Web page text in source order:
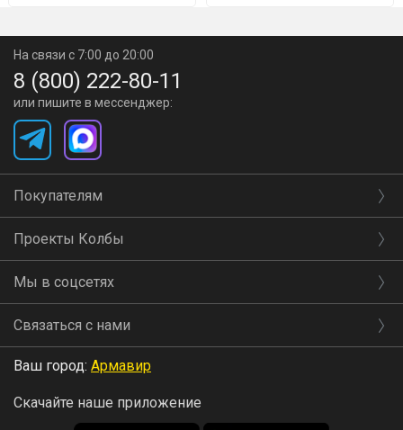
На связи с 7:00 до 20:00
8 (800) 222-80-11
или пишите в мессенджер:
Покупателям
Проекты Колбы
Мы в соцсетях
Связаться с нами
Ваш город: Армавир
Скачайте наше приложение